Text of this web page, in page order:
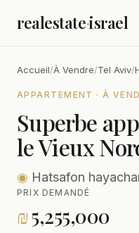
realestate·israel
Accueil/À Vendre/Tel Aviv/
APPARTEMENT · À
Superbe
le Vieux
◉ Hatsafon
PRIX DEMANDÉ
₪5,255,000